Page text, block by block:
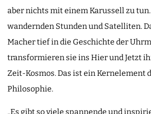
aber nichts mit einem Karussell zu
wandernden Stunden und Satelliten.
Macher tief in die Geschichte der
transformieren sie ins Hier und Jetzt
Zeit-Kosmos. Das ist ein Kernelement
Philosophie.
„Es gibt so viele spannende und